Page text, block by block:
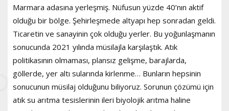
Marmara adasına yerleşmiş. Nüfusun yüzde 40’nın aktif
olduğu bir bölge. Şehirleşmede altyapı hep sonradan geldi.
Ticaretin ve sanayinin çok olduğu yerler. Bu yoğunlaşmanın
sonucunda 2021 yılında müsilajla karşılaştık. Atık
politikasının olmaması, plansız gelişme, barajlarda,
göllerde, yer altı sularında kirlenme… Bunların hepsinin
sonucunun müsilaj olduğunu biliyoruz. Sorunun çözümü için
atık su arıtma tesislerinin ileri biyolojik arıtma haline